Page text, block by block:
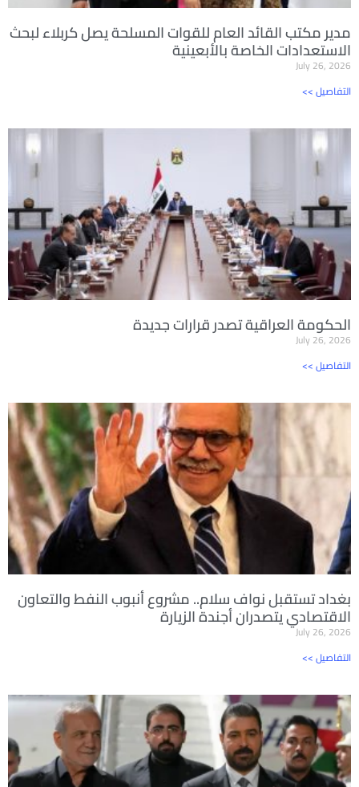
مدير مكتب القائد العام للقوات المسلحة يصل كربلاء لبحث
الاستعدادات الخاصة بالأبعينية
July 26, 2026
<< التفاصيل
الحكومة العراقية تصدر قرارات جديدة
July 26, 2026
<< التفاصيل
بغداد تستقبل نواف سلام.. مشروع أنبوب النفط والتعاون
الاقتصادي يتصدران أجندة الزيارة
July 26, 2026
<< التفاصيل